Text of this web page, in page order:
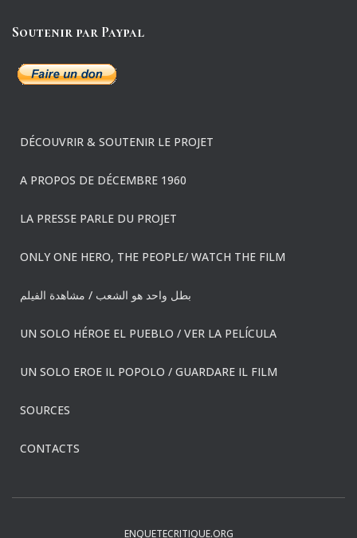
Soutenir par Paypal
DÉCOUVRIR & SOUTENIR LE PROJET
A PROPOS DE DÉCEMBRE 1960
LA PRESSE PARLE DU PROJET
ONLY ONE HERO, THE PEOPLE/ WATCH THE FILM
بطل واحد هو الشعب / مشاهدة الفيلم
UN SOLO HÉROE EL PUEBLO / VER LA PELÍCULA
UN SOLO EROE IL POPOLO / GUARDARE IL FILM
SOURCES
CONTACTS
ENQUETECRITIQUE.ORG